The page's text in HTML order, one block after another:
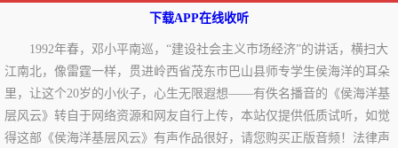
下载APP在线收听
1992年春，邓小平南巡，“建设社会主义市场经济”的讲话，横扫大
江南北，像雷霆一样，贯进岭西省茂东市巴山县师专学生侯海洋的耳朵
里，让这个20岁的小伙子，心生无限遐想——有佚名播音的《侯海洋基
层风云》转自于网络资源和网友自行上传，本站仅提供低质试听，如觉
得这部《侯海洋基层风云》有声作品很好，请您购买正版音频！法律声